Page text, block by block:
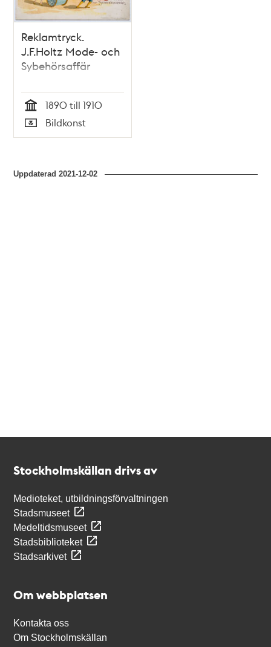
Reklamtryck.
J.F.Holtz Mode- och
Sybehörsaffär
Tid
1890 till 1910
Typ
Bildkonst
Uppdaterad2021-12-02
Stockholmskällan drivs av
Medioteket, utbildningsförvaltningen
Stadsmuseet
Medeltidsmuseet
Stadsbiblioteket
Stadsarkivet
Om webbplatsen
Kontakta oss
Om Stockholmskällan